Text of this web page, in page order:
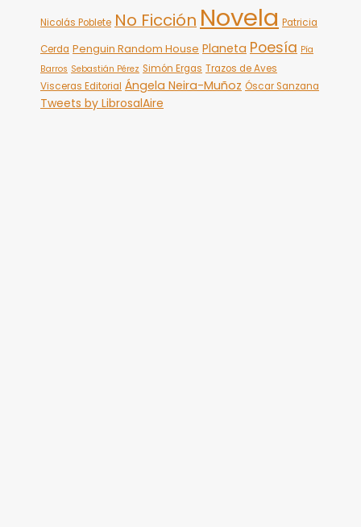
Nicolás Poblete No Ficción Novela Patricia
Cerda Penguin Random House Planeta Poesía Pía
Barros Sebastián Pérez Simón Ergas Trazos de Aves
Visceras Editorial Ángela Neira-Muñoz Óscar Sanzana
Tweets by LibrosalAire